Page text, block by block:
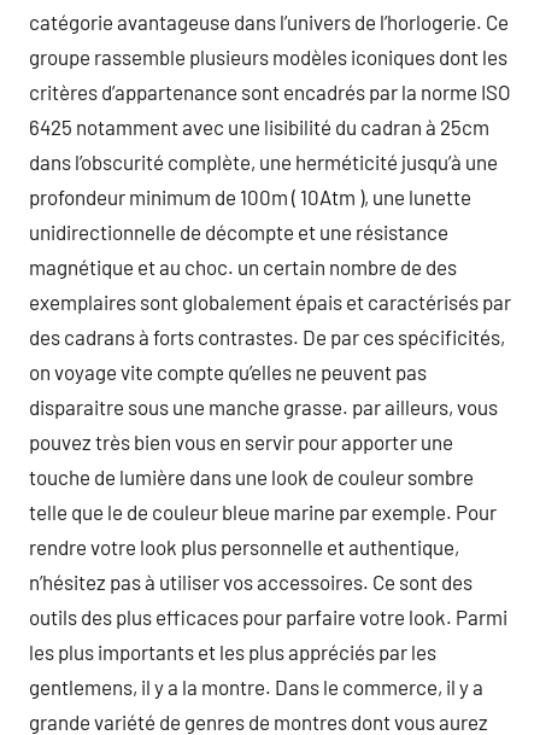
catégorie avantageuse dans l’univers de l’horlogerie. Ce
groupe rassemble plusieurs modèles iconiques dont les
critères d’appartenance sont encadrés par la norme ISO
6425 notamment avec une lisibilité du cadran à 25cm
dans l’obscurité complète, une herméticité jusqu’à une
profondeur minimum de 100m ( 10Atm ), une lunette
unidirectionnelle de décompte et une résistance
magnétique et au choc. un certain nombre de des
exemplaires sont globalement épais et caractérisés par
des cadrans à forts contrastes. De par ces spécificités,
on voyage vite compte qu’elles ne peuvent pas
disparaitre sous une manche grasse. par ailleurs, vous
pouvez très bien vous en servir pour apporter une
touche de lumière dans une look de couleur sombre
telle que le de couleur bleue marine par exemple. Pour
rendre votre look plus personnelle et authentique,
n’hésitez pas à utiliser vos accessoires. Ce sont des
outils des plus efficaces pour parfaire votre look. Parmi
les plus importants et les plus appréciés par les
gentlemens, il y a la montre. Dans le commerce, il y a
grande variété de genres de montres dont vous aurez